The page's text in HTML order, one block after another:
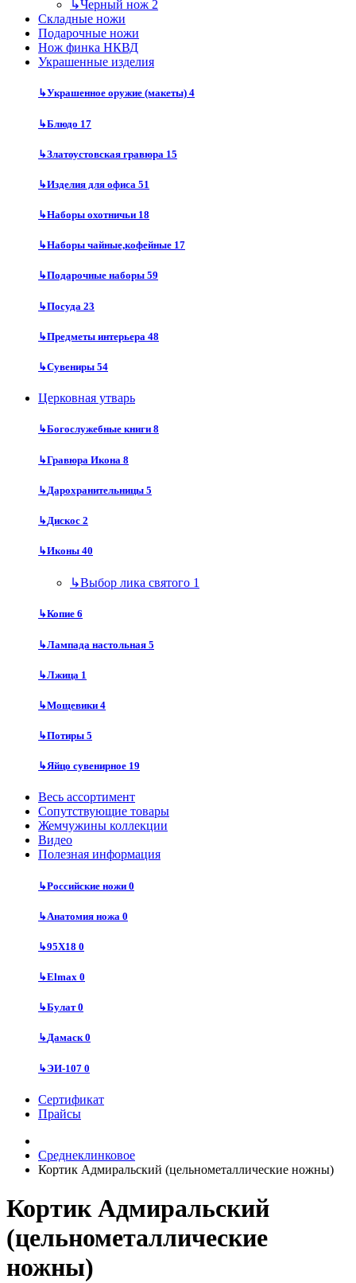
↳Черный нож 2
Складные ножи
Подарочные ножи
Нож финка НКВД
Украшенные изделия
↳Украшенное оружие (макеты) 4
↳Блюдо 17
↳Златоустовская гравюра 15
↳Изделия для офиса 51
↳Наборы охотничьи 18
↳Наборы чайные,кофейные 17
↳Подарочные наборы 59
↳Посуда 23
↳Предметы интерьера 48
↳Сувениры 54
Церковная утварь
↳Богослужебные книги 8
↳Гравюра Икона 8
↳Дарохранительницы 5
↳Дискос 2
↳Иконы 40
↳Выбор лика святого 1
↳Копие 6
↳Лампада настольная 5
↳Лжица 1
↳Мощевики 4
↳Потиры 5
↳Яйцо сувенирное 19
Весь ассортимент
Сопутствующие товары
Жемчужины коллекции
Видео
Полезная информация
↳Российские ножи 0
↳Анатомия ножа 0
↳95Х18 0
↳Elmax 0
↳Булат0
↳Дамаск0
↳ЭИ-107 0
Сертификат
Прайсы
Среднеклинковое
Кортик Адмиральский (цельнометаллические ножны)
Кортик Адмиральский
(цельнометаллические
ножны)